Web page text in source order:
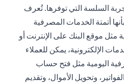
السلسة التي توفرها. تُعرف
أتمتة الخدمات المصرفية
مثل موقع البنك على الإنترنت أو
الإلكترونية، يمكن للعملاء
اليومية مثل فتح حساب
وتحويل الأموال، وتقديم